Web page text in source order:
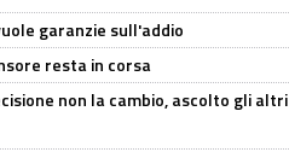
garanzie sull'addio
resta in corsa
non la cambio, ascolto gli altri